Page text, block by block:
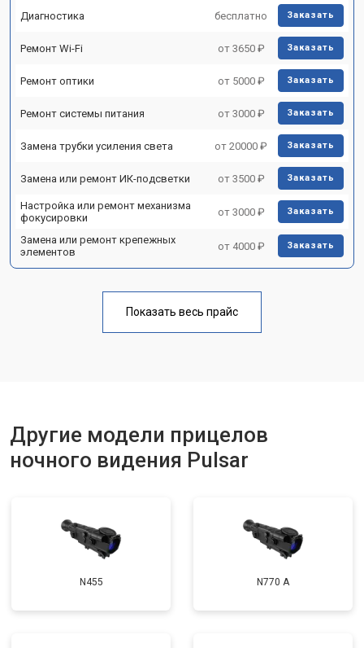
Диагностика бесплатно Заказать
Ремонт Wi-Fi от 3650 ₽ Заказать
Ремонт оптики от 5000 ₽ Заказать
Ремонт системы питания от 3000 ₽ Заказать
Замена трубки усиления света от 20000 ₽ Заказать
Замена или ремонт ИК-подсветки от 3500 ₽ Заказать
Настройка или ремонт механизма
фокусировки
от 3000 ₽ Заказать
Замена или ремонт крепежных
элементов
от 4000 ₽ Заказать
Показать весь прайс
Другие модели прицелов
ночного видения Pulsar
N455 N770 А